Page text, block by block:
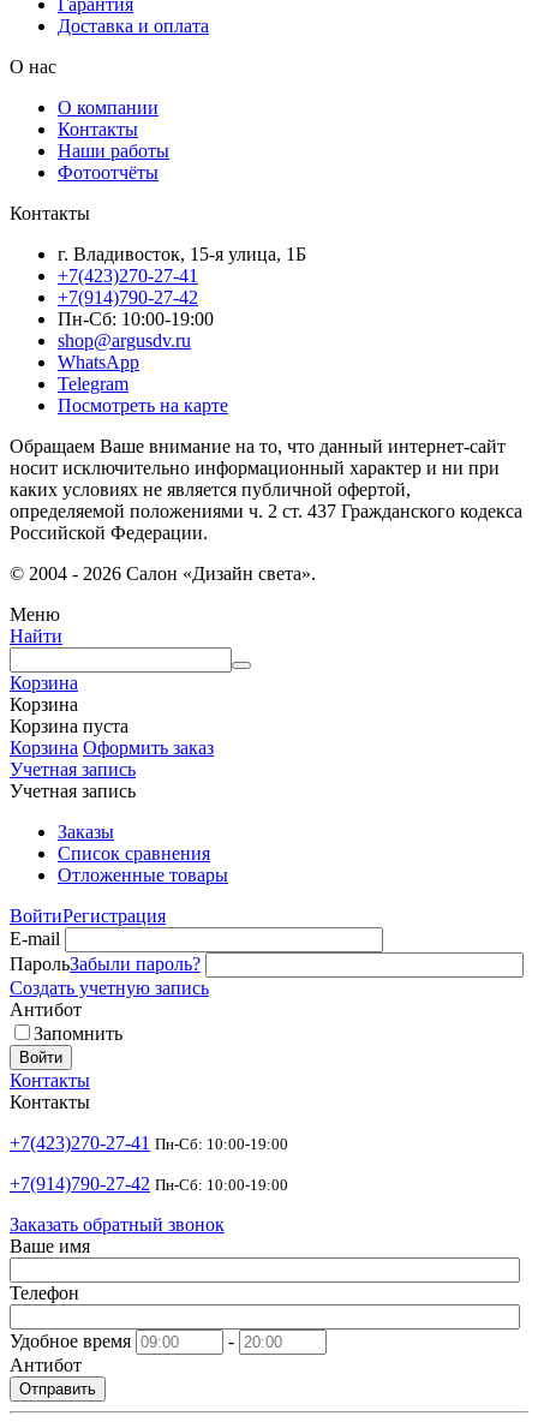
Доставка и оплата
О нас
О компании
Контакты
Наши работы
Фотоотчёты
Контакты
г. Владивосток, 15-я улица, 1Б
+7(423)270-27-41
+7(914)790-27-42
Пн-Сб: 10:00-19:00
shop@argusdv.ru
WhatsApp
Telegram
Посмотреть на карте
Обращаем Ваше внимание на то, что данный интернет-сайт
носит исключительно информационный характер и ни при
каких условиях не является публичной офертой,
определяемой положениями ч. 2 ст. 437 Гражданского кодекса
Российской Федерации.
© 2004 - 2026 Салон «Дизайн света».
Меню
Найти
Корзина
Корзина
Корзина пуста
Корзина Оформить заказ
Учетная запись
Учетная запись
Заказы
Список сравнения
Отложенные товары
ВойтиРегистрация
E-mail
ПарольЗабыли пароль?
Создать учетную запись
Антибот
Запомнить
Войти
Контакты
Контакты
+7(423)270-27-41 Пн-Сб: 10:00-19:00
+7(914)790-27-42 Пн-Сб: 10:00-19:00
Заказать обратный звонок
Ваше имя
Телефон
Удобное время
-
Антибот
Отправить